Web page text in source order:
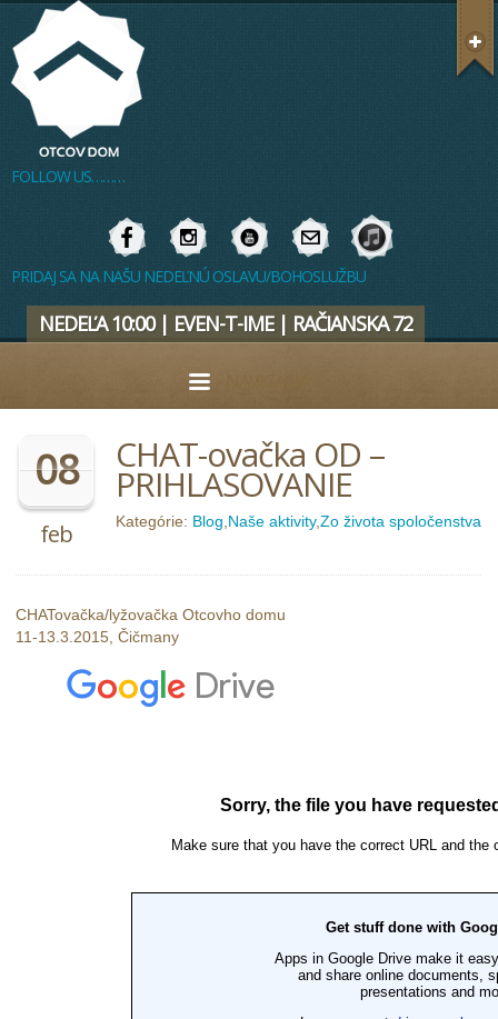
FOLLOW US………
PRIDAJ SA NA NAŠU NEDEĽNÚ OSLAVU/BOHOSLUŽBU
NEDEĽA 10:00 | EVEN-T-IME | RAČIANSKA 72
08
feb
CHAT-ovačka OD –
PRIHLASOVANIE
Kategórie: Blog,Naše aktivity,Zo života spoločenstva
CHATovačka/lyžovačka Otcovho domu
11-13.3.2015, Čičmany